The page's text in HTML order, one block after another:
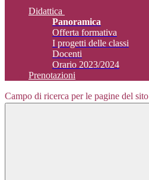
Didattica
Panoramica
Offerta formativa
I progetti delle classi
Docenti
Orario 2023/2024
Prenotazioni
Campo di ricerca per le pagine del sito